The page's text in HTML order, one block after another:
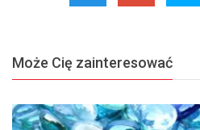
Może Cię zainteresować